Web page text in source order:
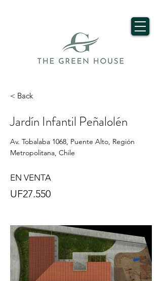
< Back
Jardín Infantil Peñalolén
Av. Tobalaba 1068, Puente Alto, Región
Metropolitana, Chile
EN VENTA
UF27.550